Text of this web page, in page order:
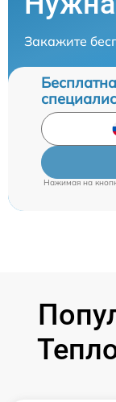
Закажите
Нажимая на